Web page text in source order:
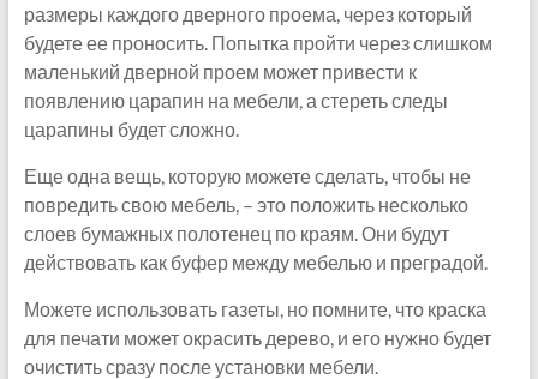
размеры каждого дверного проема, через который
будете ее проносить. Попытка пройти через слишком
маленький дверной проем может привести к
появлению царапин на мебели, а стереть следы
царапины будет сложно.
Еще одна вещь, которую можете сделать, чтобы не
повредить свою мебель, – это положить несколько
слоев бумажных полотенец по краям. Они будут
действовать как буфер между мебелью и преградой.
Можете использовать газеты, но помните, что краска
для печати может окрасить дерево, и его нужно будет
очистить сразу после установки мебели.